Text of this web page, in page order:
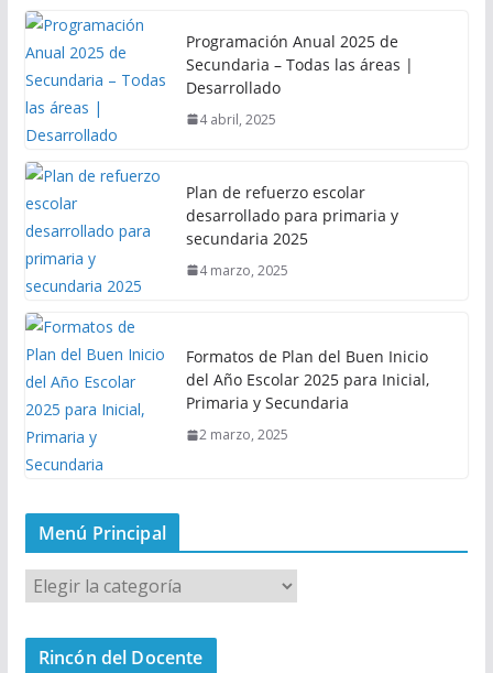
Programación Anual 2025 de
Secundaria – Todas las áreas |
Desarrollado
4 abril, 2025
Plan de refuerzo escolar
desarrollado para primaria y
secundaria 2025
4 marzo, 2025
Formatos de Plan del Buen Inicio
del Año Escolar 2025 para Inicial,
Primaria y Secundaria
2 marzo, 2025
Menú Principal
M
e
n
Rincón del Docente